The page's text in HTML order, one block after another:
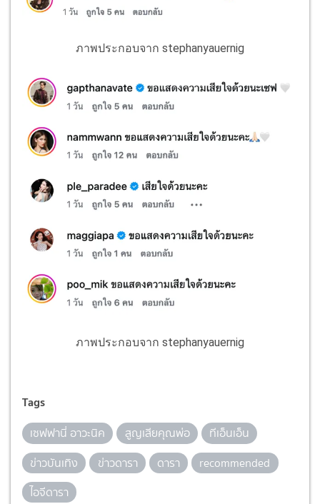
ภาพประกอบจาก stephanyauernig
ภาพประกอบจาก stephanyauernig
Tags
เซฟฟานี่ อาวะนิค สูญเสียคุณพ่อ
ทีเอ็นเอ็น
ข่าวบันเทิง
ข่าวดารา ดารา
recommended
ไอจีดารา